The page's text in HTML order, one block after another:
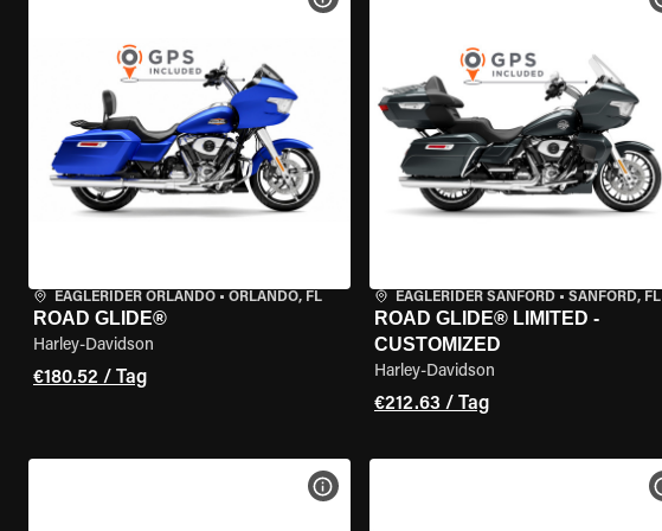
EAGLERIDER ORLANDO • ORLANDO, FL
ROAD GLIDE®
Harley-Davidson
€180.52 / Tag
EAGLERIDER SANFORD• SANFORD, FL
ROAD GLIDE® LIMITED -
CUSTOMIZED
Harley-Davidson
€212.63 / Tag
MOTORRAD-DETAILS ANZEIGEN